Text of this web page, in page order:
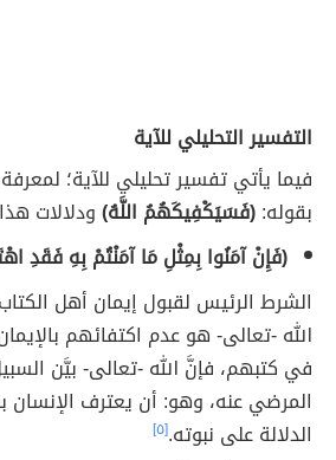
التفسير التحليلي للآية
فيما يأتي تفسير تحليلي للآية؛
بقوله:(فَسَيَكْفِيكَهُمُ اللَّهُ)ودلالات
(فَإِنْ آمَنُوا بِمِثْلِ مَا آمَنْتُمْ بِهِ فَقَدِ
الشرط الرئيس لقبول إيمان أهل
الله -تعالى- هو عدم اكتفائهم
في كتبهم، فإنَّ الله -تعالى- بيَّن
المرضي عنه، وهو: أن يعترف
الدلالة على نبوته.[٥]